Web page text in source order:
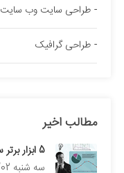
طراحی سایت وب سایت
طراحی گرافیک
مطالب اخیر
5 ابزار برتر سئو گوگل
سه شنبه 02/تیر/1405